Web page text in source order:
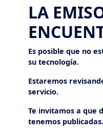
LA
Es posible que no
su tecnología.
Estaremos
servicio.
Te invitamos a que
tenemos publicadas.